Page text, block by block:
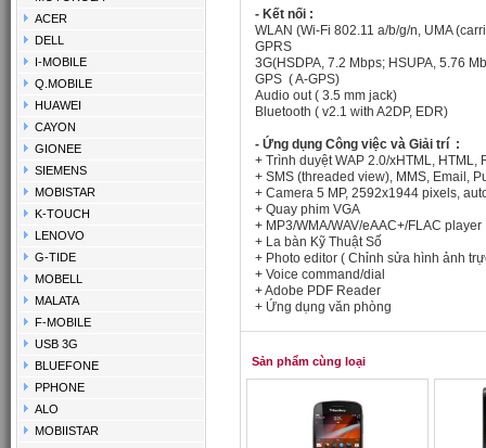
ACER
DELL
I-MOBILE
Q.MOBILE
HUAWEI
CAYON
GIONEE
SIEMENS
MOBISTAR
K-TOUCH
LENOVO
G-TIDE
MOBELL
MALATA
F-MOBILE
USB 3G
BLUEFONE
PPHONE
ALO
MOBIISTAR
- Kết nối :
WLAN (Wi-Fi 802.11 a/b/g/n, UMA
GPRS
3G(HSDPA, 7.2 Mbps; HSUPA, 5.76
GPS ( A-GPS)
Audio out ( 3.5 mm jack)
Bluetooth ( v2.1 with A2DP, EDR)
- Ứng dụng Công việc và Giải trí :
+ Trình duyệt WAP 2.0/xHTML, HTML,
+ SMS (threaded view), MMS, Email,
+ Camera 5 MP, 2592x1944 pixels,
+ Quay phim VGA
+ MP3/WMA/WAV/eAAC+/FLAC
+ La bàn Kỹ Thuật Số
+ Photo editor ( Chỉnh sửa hình ảnh
+ Voice command/dial
+ Adobe PDF Reader
+ Ứng dụng văn phòng
Sản phẩm cùng loại